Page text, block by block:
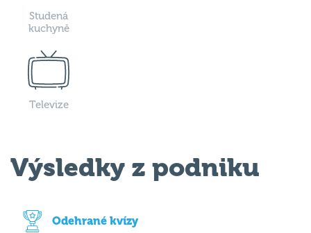
Studená
kuchyně
Televize
Výsledky z podniku
Odehrané kvízy